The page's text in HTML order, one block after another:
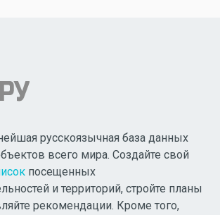
русскоязычная база данных
всего мира. Создайте свой
посещенных
и территорий, стройте планы
рекомендации. Кроме того,